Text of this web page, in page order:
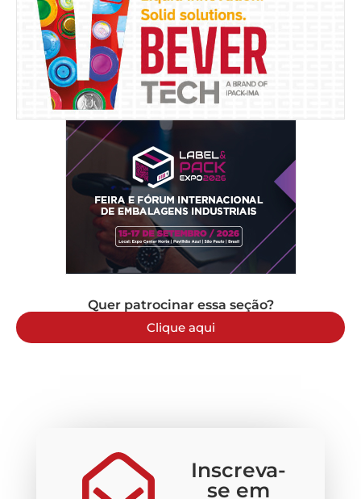
Quer patrocinar essa seção?
Clique aqui
Inscreva-
se em